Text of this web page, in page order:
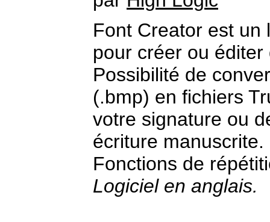
Font Creator est un
pour créer ou
Possibilité de
(.bmp) en fichiers
votre signature ou
écriture manuscrite.
Fonctions de
Logiciel en anglais.